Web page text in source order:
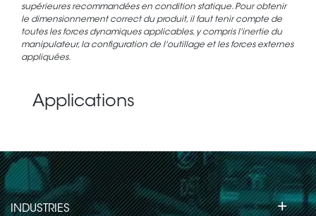
supérieures recommandées en condition statique. Pour obtenir
le dimensionnement correct du produit, il faut tenir compte de
toutes les forces dynamiques applicables, y compris l'inertie du
manipulateur, la configuration de l'outillage et les forces externes
appliquées.
Applications
INDUSTRIES +